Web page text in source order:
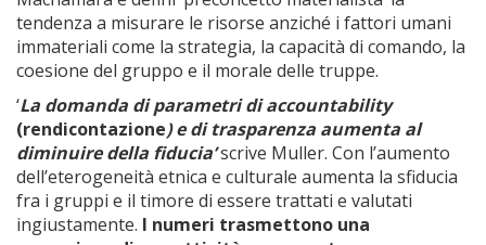
tendenza a misurare le risorse anziché i fattori umani
immateriali come la strategia, la capacità di comando, la
coesione del gruppo e il morale delle truppe.
‘La domanda di parametri di accountability
(rendicontazione) e di trasparenza aumenta al
diminuire della fiducia’scrive Muller. Con l’aumento
dell’eterogeneità etnica e culturale aumenta la sfiducia
fra i gruppi e il timore di essere trattati e valutati
ingiustamente. I numeri trasmettono una